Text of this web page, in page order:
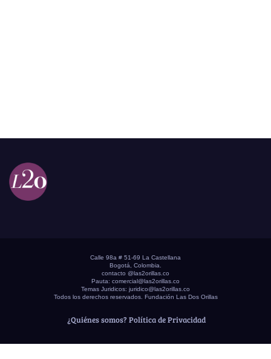
Calle 98a # 51-69 La Castellana
Bogotá, Colombia.
contacto @las2orillas.co
Pauta: comercial@las2orillas.co
Temas Juridicos: juridico@las2orillas.co
Todos los derechos reservados. Fundación Las Dos Orillas
¿Quiénes somos? Política de Privacidad